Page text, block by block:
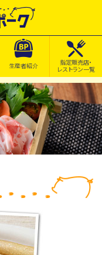
生産者紹介
指定販売店・
レストラン一覧